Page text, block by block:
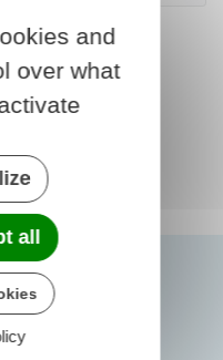
and
over what
all